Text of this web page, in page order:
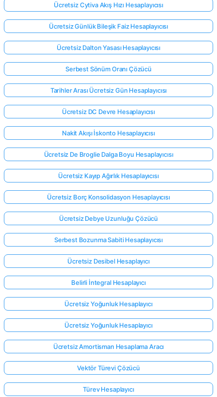
Ücretsiz Cytiva Akış Hızı Hesaplayıcısı
Ücretsiz Günlük Bileşik Faiz Hesaplayıcısı
Ücretsiz Dalton Yasası Hesaplayıcısı
Serbest Sönüm Oranı Çözücü
Tarihler Arası Ücretsiz Gün Hesaplayıcısı
Ücretsiz DC Devre Hesaplayıcısı
Nakit Akışı İskonto Hesaplayıcısı
Ücretsiz De Broglie Dalga Boyu Hesaplayıcısı
Ücretsiz Kayıp Ağırlık Hesaplayıcısı
Ücretsiz Borç Konsolidasyon Hesaplayıcısı
Ücretsiz Debye Uzunluğu Çözücü
Serbest Bozunma Sabiti Hesaplayıcısı
Ücretsiz Desibel Hesaplayıcı
Belirli İntegral Hesaplayıcı
Ücretsiz Yoğunluk Hesaplayıcı
Ücretsiz Yoğunluk Hesaplayıcı
Ücretsiz Amortisman Hesaplama Aracı
Vektör Türevi Çözücü
Türev Hesaplayıcı